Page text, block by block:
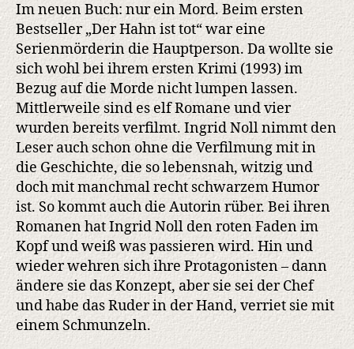
Im neuen Buch: nur ein Mord. Beim ersten
Bestseller „Der Hahn ist tot“ war eine
Serienmörderin die Hauptperson. Da wollte sie
sich wohl bei ihrem ersten Krimi (1993) im
Bezug auf die Morde nicht lumpen lassen.
Mittlerweile sind es elf Romane und vier
wurden bereits verfilmt. Ingrid Noll nimmt den
Leser auch schon ohne die Verfilmung mit in
die Geschichte, die so lebensnah, witzig und
doch mit manchmal recht schwarzem Humor
ist. So kommt auch die Autorin rüber. Bei ihren
Romanen hat Ingrid Noll den roten Faden im
Kopf und weiß was passieren wird. Hin und
wieder wehren sich ihre Protagonisten – dann
ändere sie das Konzept, aber sie sei der Chef
und habe das Ruder in der Hand, verriet sie mit
einem Schmunzeln.